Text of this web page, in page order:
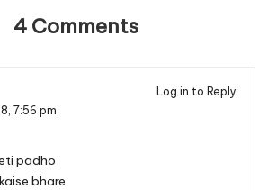
4 Comments
Log in to Reply
7:56 pm
padho
bhare